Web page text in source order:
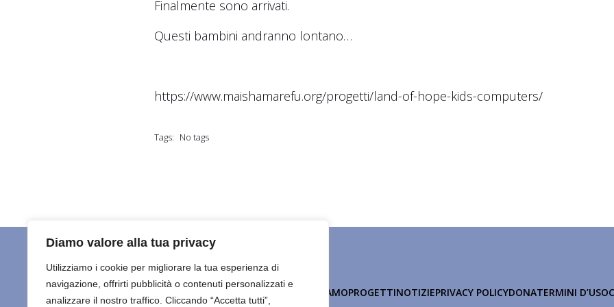
Diamo valore alla tua privacy
Utilizziamo i cookie per migliorare la tua esperienza di
navigazione, offrirti pubblicità o contenuti personalizzati e
analizzare il nostro traffico. Cliccando “Accetta tutti”,
Finalmente sono arrivati.
Questi bambini andranno lontano…
https://www.maishamarefu.org/progetti/land-of-hope-kids-computers/
Tags: No tags
Maisha Marefu ETS CHI SIAMOPROGETTINOTIZIEPRIVACY POLICYDONATERMINI D’USO